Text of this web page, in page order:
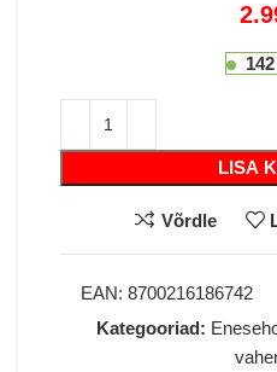
LISA
Võrdle
EAN: 8700216186742
Kategooriad: